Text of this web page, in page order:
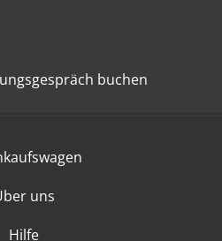
buchen
uns
Hilfe